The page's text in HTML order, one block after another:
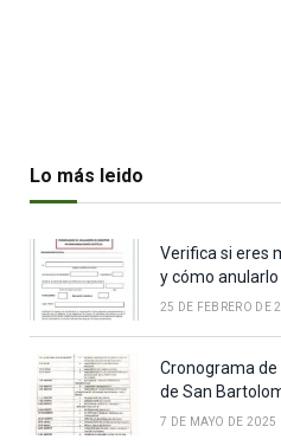
Lo más leido
Verifica si eres
y cómo anularlo
25 DE FEBRERO DE
Cronograma de
de San
7 DE MAYO DE 2025